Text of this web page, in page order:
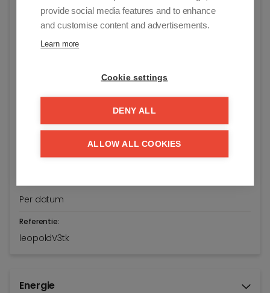
Knokke-Heist
Vraagprijs:
€ 439.000
45 m²
Per datum
Referentie:
leopoldV3tk
Energie
provide social media features and to enhance
and customise content and advertisements.
Learn more
Cookie settings
DENY ALL
ALLOW ALL COOKIES